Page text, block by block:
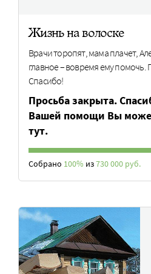
Жизнь на волоске
Врачи торопят, мама плачет,
главное – вовремя ему помочь.
Спасибо!
Просьба закрыта.
Вашей помощи Вы
тут.
Собрано 100% из730 000 руб.